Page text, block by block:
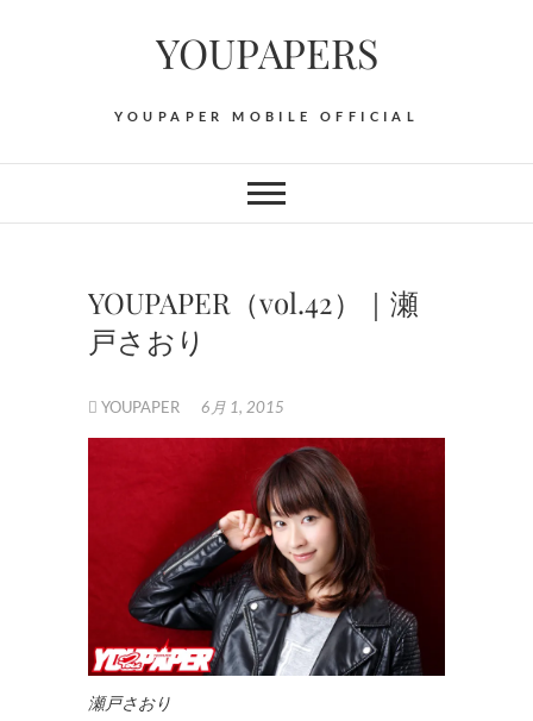
YOUPAPERS
YOUPAPER MOBILE OFFICIAL
YOUPAPER（vol.42）｜瀬
戸さおり
YOUPAPER 6月 1, 2015
瀬戸さおり